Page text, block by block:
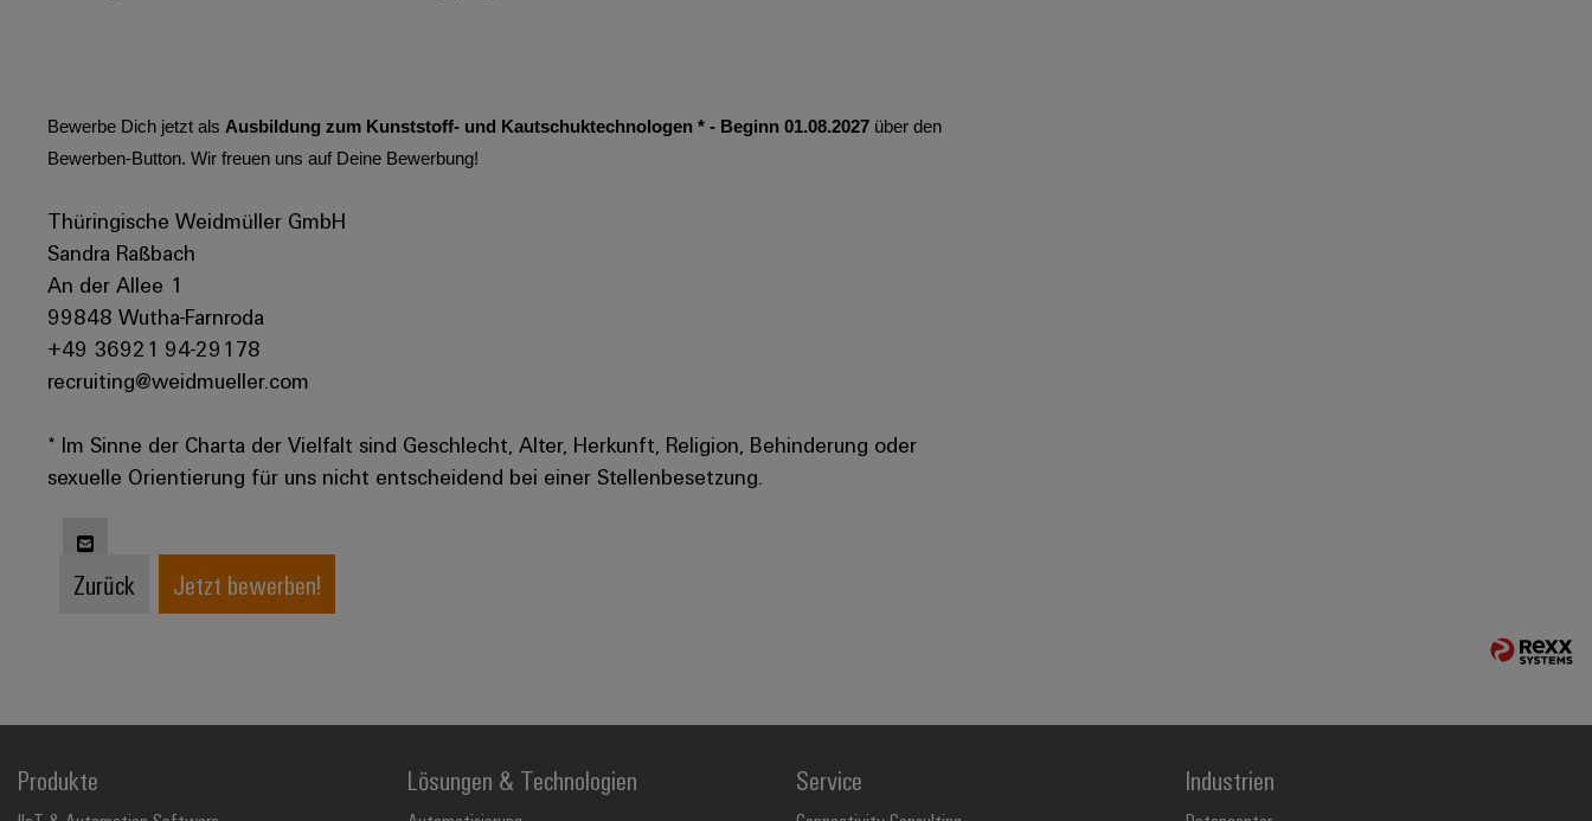
Bewerbe Dich jetzt als Ausbildung zum Kunststoff- und Kautschuktechnologen * - Beginn 01.08.2027 über den
Bewerben-Button. Wir freuen uns auf Deine Bewerbung!
Thüringische Weidmüller GmbH
Sandra Raßbach
An der Allee 1
99848 Wutha-Farnroda
+49 36921 94-29178
recruiting@weidmueller.com
* Im Sinne der Charta der Vielfalt sind Geschlecht, Alter, Herkunft, Religion, Behinderung oder
sexuelle Orientierung für uns nicht entscheidend bei einer Stellenbesetzung.
Zurück Jetzt bewerben!
Produkte Lösungen & Technologien Service Industrien